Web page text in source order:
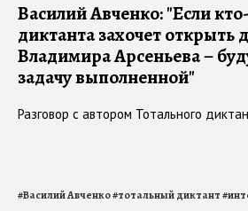
Василий Авченко: "Если
диктанта захочет открыть
Владимира Арсеньева –
задачу выполненной"
Разговор с автором Тотального
#Василий Авченко#тотальный диктант#